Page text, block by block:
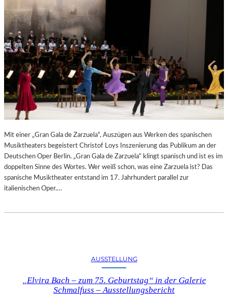
T
–
K
O
Z
E
K
–
I
C
Mit einer „Gran Gala de Zarzuela“, Auszügen aus Werken des spanischen
Musiktheaters begeistert Christof Loys Inszenierung das Publikum an der
Deutschen Oper Berlin. „Gran Gala de Zarzuela“ klingt spanisch und ist es im
doppelten Sinne des Wortes. Wer weiß schon, was eine Zarzuela ist? Das
spanische Musiktheater entstand im 17. Jahrhundert parallel zur
italienischen Oper.…
AUSSTELLUNG
„Elvira Bach – zum 75. Geburtstag“ in der Galerie
Schmalfuss – Ausstellungsbericht